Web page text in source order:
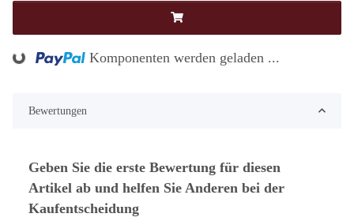
Loading... Komponenten werden geladen ...
Bewertungen
Geben Sie die erste Bewertung für diesen
Artikel ab und helfen Sie Anderen bei der
Kaufentscheidung